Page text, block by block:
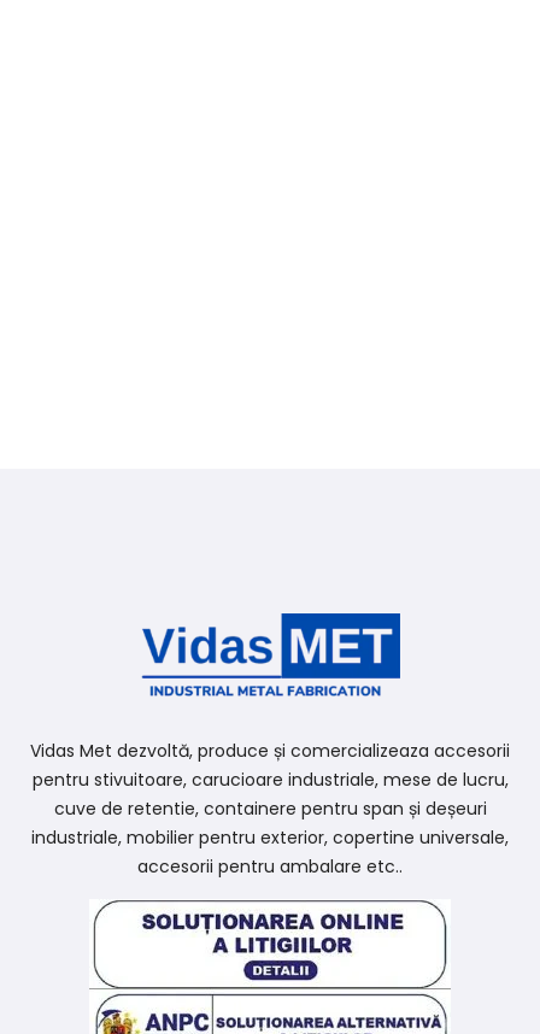
Vidas Met dezvoltă, produce și comercializeaza accesorii
pentru stivuitoare, carucioare industriale, mese de lucru,
cuve de retentie, containere pentru span și deșeuri
industriale, mobilier pentru exterior, copertine universale,
accesorii pentru ambalare etc..